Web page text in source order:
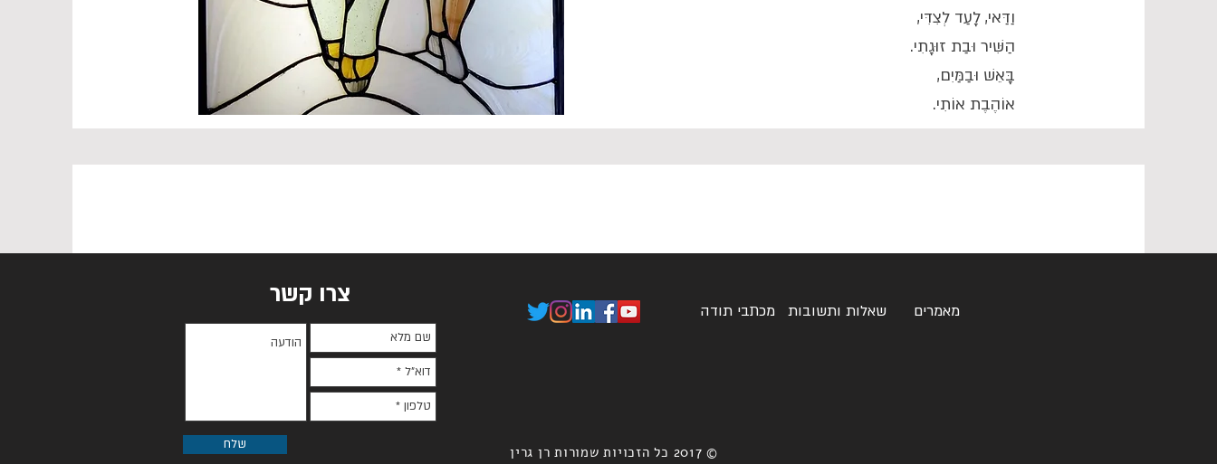
וַדַּאי, לָעַד לְצִדִּי,
הַשִּׁיר וּבַת זוּגָתִי.
בָּאֵשׁ וּבַמַּיִם,
אוֹהֶבֶת אוֹתִי.
צרו קשר
מכתבי תודה שאלות ותשובות מאמרים
שלח
© 2017 כל הזכויות שמורות רן גרין